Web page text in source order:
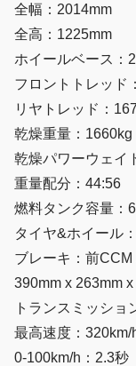
全幅：2014mm
全高：1225mm
ホイールベース：
フロントトレッド
リヤトレッド：
乾燥重量：1660kg
乾燥パワーウェイ
重量配分：44:56
燃料タンク容量：
タイヤ&ホイール
ブレーキ：前
390mm x 263mm
トランスミッショ
最高速度：320km/
0-100km/h：2.3秒